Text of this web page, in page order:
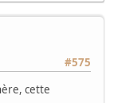
#575
cette